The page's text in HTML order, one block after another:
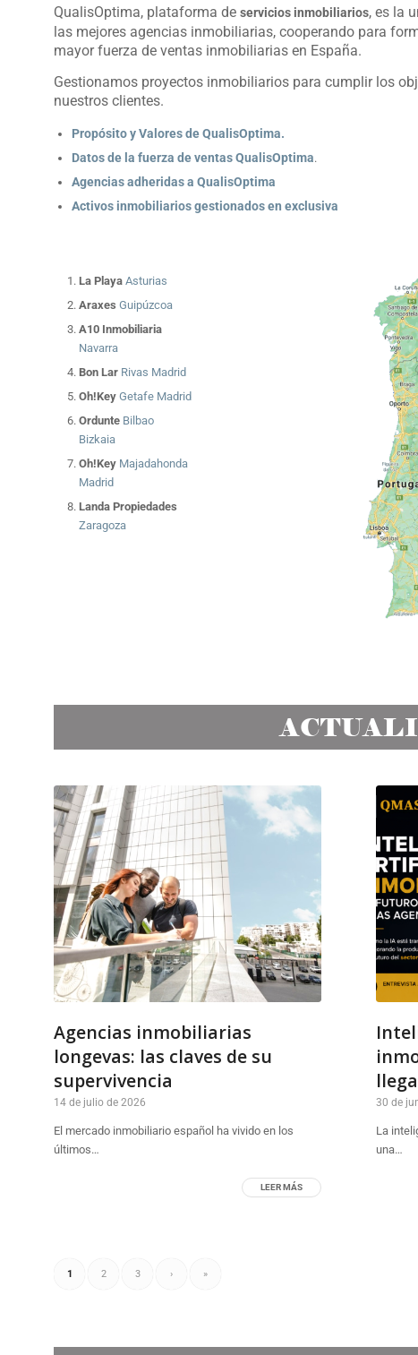
QualisOptima, plataforma de servicios inmobiliarios, es la
las mejores agencias inmobiliarias, cooperando para
mayor fuerza de ventas inmobiliarias en España.
Gestionamos proyectos inmobiliarios para cumplir los
nuestros clientes.
Propósito y Valores de QualisOptima.
Datos de la fuerza de ventas QualisOptima.
Agencias adheridas a QualisOptima
Activos inmobiliarios gestionados en exclusiva
La Playa Asturias
Araxes Guipúzcoa
A10 Inmobiliaria
Navarra
Bon Lar Rivas Madrid
Oh!Key Getafe Madrid
Ordunte Bilbao
Bizkaia
Oh!Key Majadahonda
Madrid
Landa Propiedades
Zaragoza
Agencias inmobiliarias
longevas: las claves de su
supervivencia
14 de julio de 2026
El mercado inmobiliario español ha vivido en los
últimos…
LEER MÁS
30 de
La
una…
1 2 3 › »